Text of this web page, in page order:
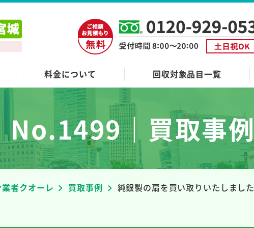
料金について 回収対象品目一覧
No.1499｜買取事例
者クオーレ 買取事例 純銀製の扇を買い取りいたしました